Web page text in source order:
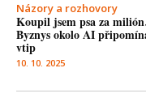
Názory a rozhovory
Koupil jsem psa za
Byznys okolo AI
vtip
10. 10. 2025